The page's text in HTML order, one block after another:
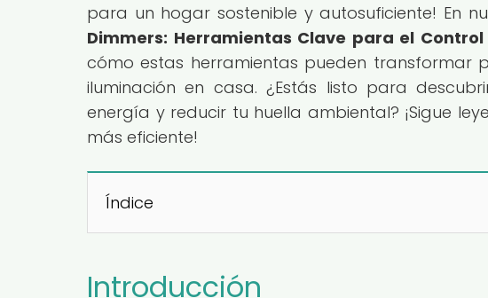
para un hogar sostenible y autosuficiente! En
Dimmers: Herramientas Clave para el
cómo estas herramientas pueden transformar
iluminación en casa. ¿Estás listo para
energía y reducir tu huella ambiental? ¡Sigue
más eficiente!
Índice
Introducción